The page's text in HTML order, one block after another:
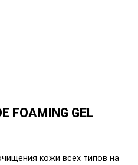
FOAMING GEL
кожи всех типов на